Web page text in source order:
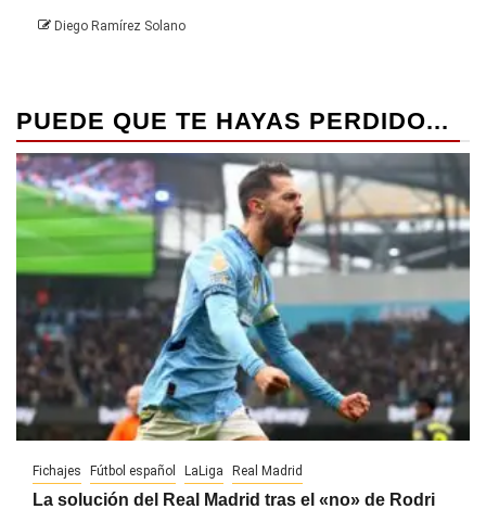
Diego Ramírez Solano
PUEDE QUE TE HAYAS PERDIDO...
Fichajes Fútbol español LaLiga Real Madrid
La solución del Real Madrid tras el «no» de Rodri